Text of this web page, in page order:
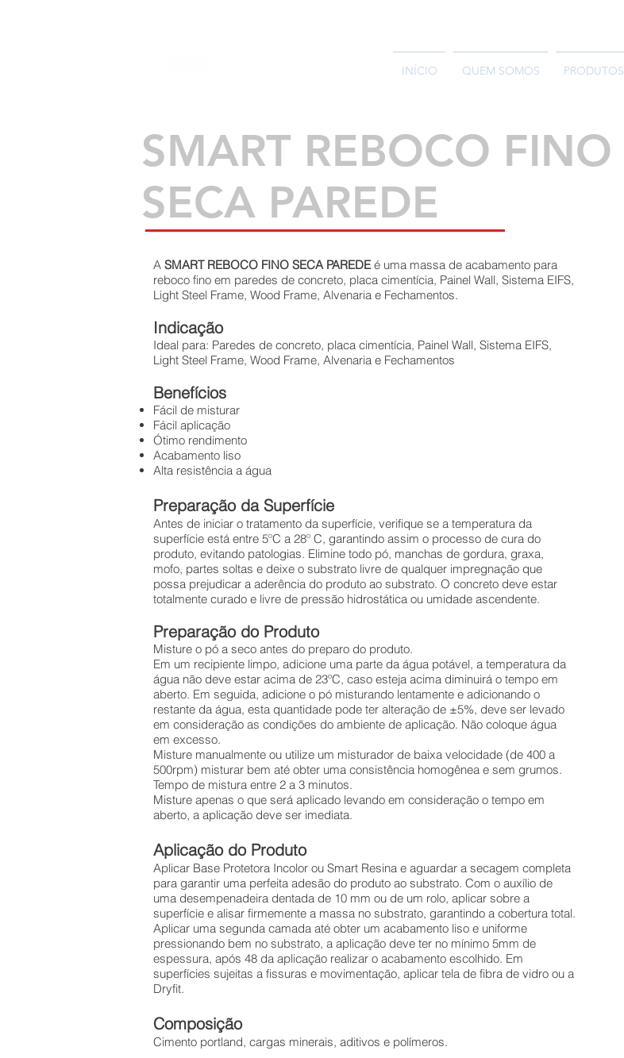
INÍCIO QUEM SOMOS PRODUTOS
SMART REBOCO FINO
SECA PAREDE
A SMART REBOCO FINO SECA PAREDEé uma massa de acabamento para
reboco fino em paredes de concreto, placa cimentícia, Painel Wall, Sistema EIFS,
Light Steel Frame, Wood Frame, Alvenaria e Fechamentos.
Indicação
Ideal para: Paredes de concreto, placa cimentícia, Painel Wall, Sistema EIFS,
Light Steel Frame, Wood Frame, Alvenaria e Fechamentos
Benefícios
Fácil de misturar
Fácil aplicação
Ótimo rendimento
Acabamento liso
Alta resistência a água
Preparação da Superfície
Antes de iniciar o tratamento da superfície, verifique se a temperatura da
superfície está entre 5ºC a 28º C, garantindo assim o processo de cura do
produto, evitando patologias. Elimine todo pó, manchas de gordura, graxa,
mofo, partes soltas e deixe o substrato livre de qualquer impregnação que
possa prejudicar a aderência do produto ao substrato. O concreto deve estar
totalmente curado e livre de pressão hidrostática ou umidade ascendente.
Preparação do Produto
Misture o pó a seco antes do preparo do produto.
Em um recipiente limpo, adicione uma parte da água potável, a temperatura da
água não deve estar acima de 23ºC, caso esteja acima diminuirá o tempo em
aberto. Em seguida, adicione o pó misturando lentamente e adicionando o
restante da água, esta quantidade pode ter alteração de ±5%, deve ser levado
em consideração as condições do ambiente de aplicação. Não coloque água
em excesso.
Misture manualmente ou utilize um misturador de baixa velocidade (de 400 a
500rpm) misturar bem até obter uma consistência homogênea e sem grumos.
Tempo de mistura entre 2 a 3 minutos.
Misture apenas o que será aplicado levando em consideração o tempo em
aberto, a aplicação deve ser imediata.
Aplicação do Produto
Aplicar Base Protetora Incolor ou Smart Resina e aguardar a secagem completa
para garantir uma perfeita adesão do produto ao substrato. Com o auxílio de
uma desempenadeira dentada de 10 mm ou de um rolo, aplicar sobre a
superfície e alisar firmemente a massa no substrato, garantindo a cobertura total.
Aplicar uma segunda camada até obter um acabamento liso e uniforme
pressionando bem no substrato, a aplicação deve ter no mínimo 5mm de
espessura, após 48 da aplicação realizar o acabamento escolhido. Em
superfícies sujeitas a fissuras e movimentação, aplicar tela de fibra de vidro ou a
Dryfit.
Composição
Cimento portland, cargas minerais, aditivos e polímeros.